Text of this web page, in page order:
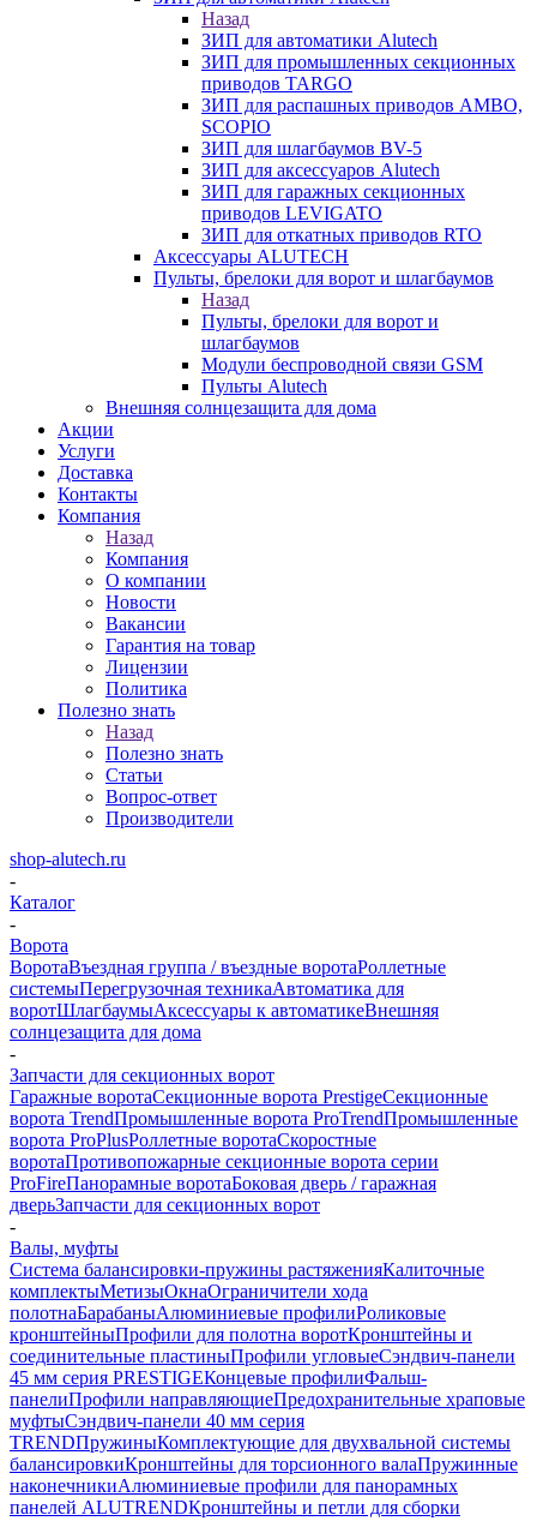
Назад
ЗИП для автоматики Alutech
ЗИП для промышленных секционных
приводов TARGO
ЗИП для распашных приводов AMBO,
SCOPIO
ЗИП для шлагбаумов BV-5
ЗИП для аксессуаров Alutech
ЗИП для гаражных секционных
приводов LEVIGATO
ЗИП для откатных приводов RTO
Аксессуары ALUTECH
Пульты, брелоки для ворот и шлагбаумов
Назад
Пульты, брелоки для ворот и
шлагбаумов
Модули беспроводной связи GSM
Пульты Alutech
Внешняя солнцезащита для дома
Акции
Услуги
Доставка
Контакты
Компания
Назад
Компания
О компании
Новости
Вакансии
Гарантия на товар
Лицензии
Политика
Полезно знать
Назад
Полезно знать
Статьи
Вопрос-ответ
Производители
shop-alutech.ru
-
Каталог
-
Ворота
ВоротаВъездная группа / въездные воротаРоллетные
системыПерегрузочная техникаАвтоматика для
воротШлагбаумыАксессуары к автоматикеВнешняя
солнцезащита для дома
-
Запчасти для секционных ворот
Гаражные воротаСекционные ворота PrestigeСекционные
ворота TrendПромышленные ворота ProTrendПромышленные
ворота ProPlusРоллетные воротаСкоростные
воротаПротивопожарные секционные ворота серии
ProFireПанорамные воротаБоковая дверь / гаражная
дверьЗапчасти для секционных ворот
-
Валы, муфты
Система балансировки-пружины растяженияКалиточные
комплектыМетизыОкнаОграничители хода
полотнаБарабаныАлюминиевые профилиРоликовые
кронштейныПрофили для полотна воротКронштейны и
соединительные пластиныПрофили угловыеСэндвич-панели
45 мм серия PRESTIGEКонцевые профилиФальш-
панелиПрофили направляющиеПредохранительные храповые
муфтыСэндвич-панели 40 мм серия
TRENDПружиныКомплектующие для двухвальной системы
балансировкиКронштейны для торсионного валаПружинные
наконечникиАлюминиевые профили для панорамных
панелей ALUTRENDКронштейны и петли для сборки